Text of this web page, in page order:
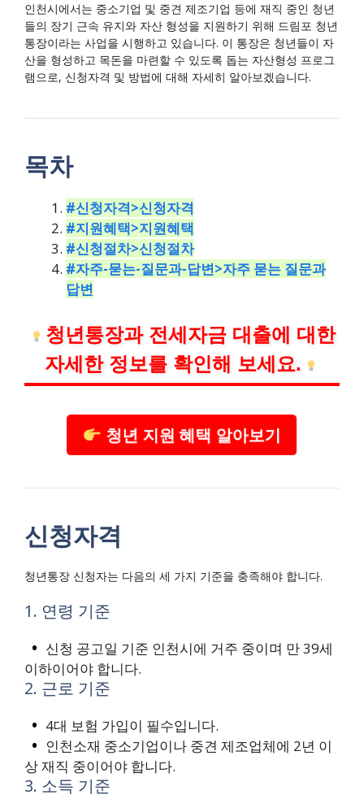
인천시에서는 중소기업 및 중견 제조기업 등에 재직 중인 청년
들의 장기 근속 유지와 자산 형성을 지원하기 위해 드림포 청년
통장이라는 사업을 시행하고 있습니다. 이 통장은 청년들이 자
산을 형성하고 목돈을 마련할 수 있도록 돕는 자산형성 프로그
램으로, 신청자격 및 방법에 대해 자세히 알아보겠습니다.
목차
#신청자격>신청자격
#지원혜택>지원혜택
#신청절차>신청절차
#자주-묻는-질문과-답변>자주 묻는 질문과
답변
청년통장과 전세자금 대출에 대한
자세한 정보를 확인해 보세요.
청년 지원 혜택 알아보기
신청자격
청년통장 신청자는 다음의 세 가지 기준을 충족해야 합니다.
1. 연령 기준
신청 공고일 기준 인천시에 거주 중이며 만 39세
이하이어야 합니다.
2. 근로 기준
4대 보험 가입이 필수입니다.
인천소재 중소기업이나 중견 제조업체에 2년 이
상 재직 중이어야 합니다.
3. 소득 기준